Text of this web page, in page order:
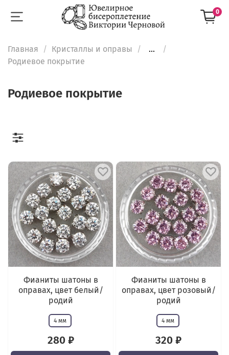
0
Главная Кристаллы и оправы
...
Родиевое покрытие
Родиевое покрытие
Фианиты шатоны в
оправах, цвет белый/
родий
4 мм
280 ₽
Фианиты шатоны в
оправах, цвет розовый/
родий
4 мм
320 ₽